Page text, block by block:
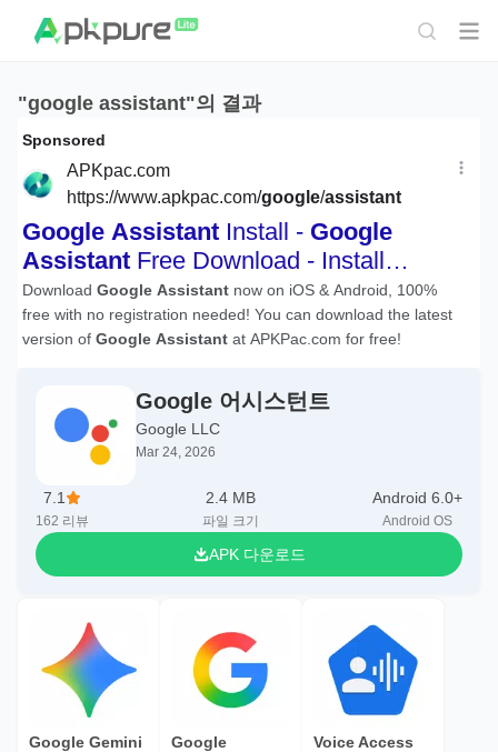
"google assistant"의 결과
Google 어시스턴트
Google LLC
Mar 24, 2026
7.1
162 리뷰
2.4 MB
파일 크기
Android 6.0+
Android OS
APK 다운로드
Google Gemini Google Voice Access